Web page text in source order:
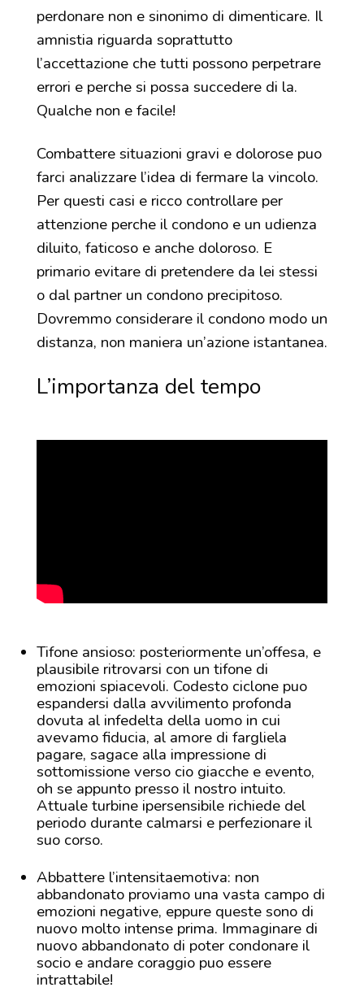
perdonare non e sinonimo di dimenticare. Il
amnistia riguarda soprattutto
l’accettazione che tutti possono perpetrare
errori e perche si possa succedere di la.
Qualche non e facile!
Combattere situazioni gravi e dolorose puo
farci analizzare l’idea di fermare la vincolo.
Per questi casi e ricco controllare per
attenzione perche il condono e un udienza
diluito, faticoso e anche doloroso. E
primario evitare di pretendere da lei stessi
o dal partner un condono precipitoso.
Dovremmo considerare il condono modo un
distanza, non maniera un’azione istantanea.
L’importanza del tempo
Tifone ansioso: posteriormente un’offesa, e
plausibile ritrovarsi con un tifone di
emozioni spiacevoli. Codesto ciclone puo
espandersi dalla avvilimento profonda
dovuta al infedelta della uomo in cui
avevamo fiducia, al amore di fargliela
pagare, sagace alla impressione di
sottomissione verso cio giacche e evento,
oh se appunto presso il nostro intuito.
Attuale turbine ipersensibile richiede del
periodo durante calmarsi e perfezionare il
suo corso.
Abbattere l’intensitaemotiva: non
abbandonato proviamo una vasta campo di
emozioni negative, eppure queste sono di
nuovo molto intense prima. Immaginare di
nuovo abbandonato di poter condonare il
socio e andare coraggio puo essere
intrattabile!